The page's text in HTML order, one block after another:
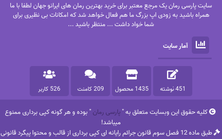
سایت پارسی رمان یک مرجع معتبر برای خرید بهترین رمان های ایرانو جهان لطفا با ما
همراه باشید به زودی اپ بزرگ ما هم فعال خواهد شد که امکانات بی نظیری برای
شما خواد داشت ... منتظر باشید ...
آمار سایت
451 نوشته 1435 محصول 209 کامنت 526 کاربر
کلیه حقوق این وبسایت متعلق به "پارسی رمان" بوده و هر گونه کپی برداری ممنوع
میباشد!
طبق ماده 12 فصل سوم قانون جرائم رایانه ای کپی برداری از قالب و محتوا پیگرد قانونی